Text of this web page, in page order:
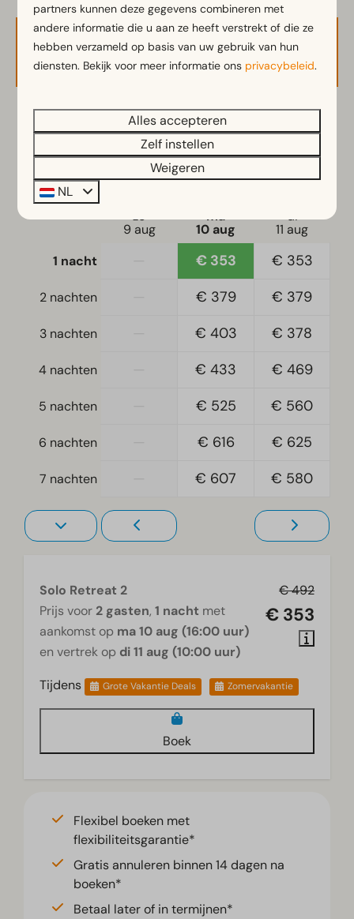
Ingerichte keuken
Kitchenette
Slaapkamer
Eenpersoonsbed(den): 2
Eenpersoonsdekbedden en kussens
Slaapkamer(s) beneden: 1
Gelijkvloers
Elektrische kachel
Woonkamer
Smart TV
Beschikbaarheid en prijs
ma10-08-2026 di11-08-2026
zo
9 aug
ma
10 aug
di
11 aug
1 nacht
€ 353 € 353
2 nachten € 379 € 379
3 nachten € 403 € 378
4 nachten € 433 € 469
5 nachten € 525 € 560
6 nachten € 616 € 625
7 nachten € 607 € 580
€ 492
€ 353
Solo Retreat 2
Prijs voor 2 gasten, 1 nacht met
aankomst op ma 10 aug (16:00 uur)
en vertrek op di 11 aug (10:00 uur)
Tijdens
Grote Vakantie Deals Zomervakantie
Boek
Flexibel boeken met
flexibiliteitsgarantie*
Gratis annuleren binnen 14 dagen na
boeken*
Betaal later of in termijnen*
partners kunnen deze gegevens combineren met
andere informatie die u aan ze heeft verstrekt of die ze
hebben verzameld op basis van uw gebruik van hun
diensten. Bekijk voor meer informatie ons privacybeleid.
Alles accepteren
Zelf instellen
Weigeren
NL